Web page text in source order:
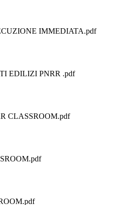
IMMEDIATA.pdf
EDILIZI PNRR .pdf
CLASSROOM.pdf